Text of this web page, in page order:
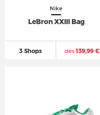
Nike
LeBron XXIII Bag
3 Shops dès139,99 €